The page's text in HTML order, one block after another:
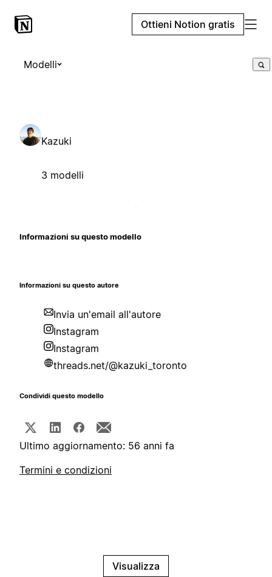
Ottieni Notion gratis
Modelli
Kazuki
3 modelli
Informazioni su questo modello
Informazioni su questo autore
Invia un'email all'autore
Instagram
Instagram
threads.net/@kazuki_toronto
Condividi questo modello
Ultimo aggiornamento: 56 anni fa
Termini e condizioni
Visualizza